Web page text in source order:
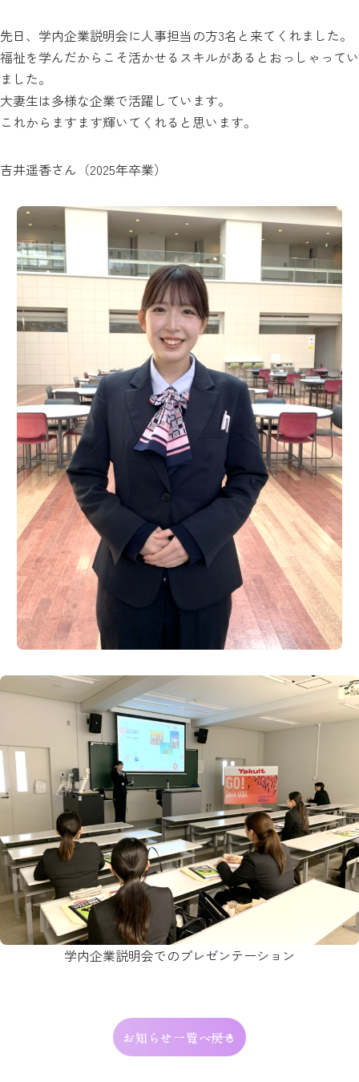
先日、学内企業説明会に人事担当の方3名と来てくれました。
福祉を学んだからこそ活かせるスキルがあるとおっしゃってい
ました。
大妻生は多様な企業で活躍しています。
これからますます輝いてくれると思います。
吉井遥香さん（2025年卒業）
学内企業説明会でのプレゼンテーション
お知らせ一覧へ戻る